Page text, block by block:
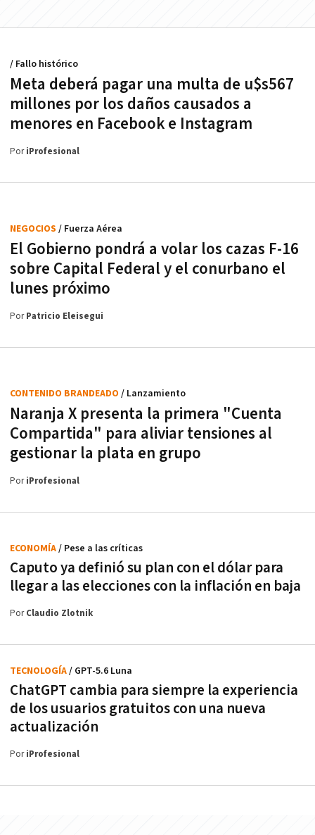
Meta deberá pagar una multa de u$s567
millones por los daños causados a
menores en Facebook e Instagram
/ Fallo histórico
PoriProfesional
El Gobierno pondrá a volar los cazas F-16
sobre Capital Federal y el conurbano el
lunes próximo
NEGOCIOS / Fuerza Aérea
PorPatricio Eleisegui
Naranja X presenta la primera "Cuenta
Compartida" para aliviar tensiones al
gestionar la plata en grupo
CONTENIDO BRANDEADO / Lanzamiento
PoriProfesional
Caputo ya definió su plan con el dólar para
llegar a las elecciones con la inflación en baja
ECONOMÍA/ Pese a las críticas
PorClaudio Zlotnik
ChatGPT cambia para siempre la experiencia
de los usuarios gratuitos con una nueva
actualización
TECNOLOGÍA/ GPT-5.6 Luna
PoriProfesional